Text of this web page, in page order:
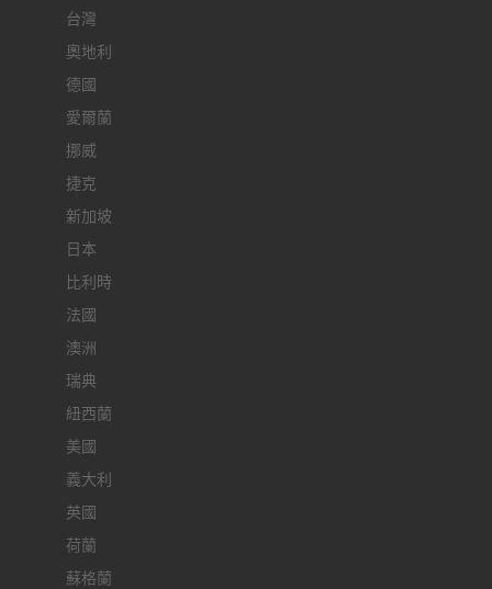
台灣
奧地利
德國
愛爾蘭
挪威
捷克
新加坡
日本
比利時
法國
澳洲
瑞典
紐西蘭
美國
義大利
英國
荷蘭
蘇格蘭